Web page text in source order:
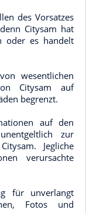
des Vorsatzes
Citysam hat
oder es handelt
wesentlichen
Citysam auf
begrenzt.
auf den
zur
Jegliche
verursachte
für unverlangt
Fotos und